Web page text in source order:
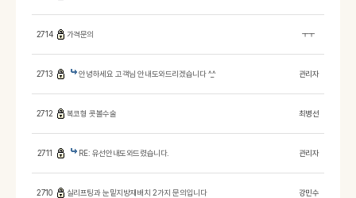
2714 가격문의 ㅜㅜ
2713 안녕하세요 고객님 안내도와드리겠습니다 ^_^ 관리자
2712 복코형 콧볼수술 최병선
2711 RE: 유선안내도와드렸습니다. 관리자
2710 실리프팅과 눈밑지방재배치 2가지 문의입니다 강민수